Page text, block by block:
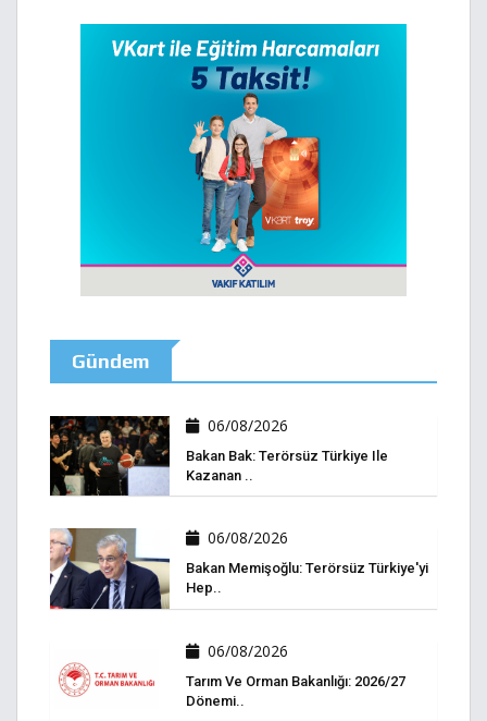
Gündem
06/08/2026
Bakan Bak: Terörsüz Türkiye Ile
Kazanan ..
06/08/2026
Bakan Memişoğlu: Terörsüz Türkiye'yi
Hep..
06/08/2026
Tarım Ve Orman Bakanlığı: 2026/27
Dönemi..